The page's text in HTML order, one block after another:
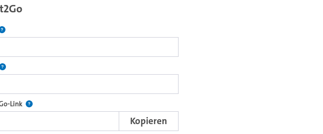
den Startpunkt für Zitat2Go. Bitte in das Feld klicken, um die aktuelle Zeit auszuwählen.
den Endpunkt für Zitat2Go. Bitte in das Feld klicken, um die aktuelle Zeit auszuwählen.
Link Nach der Auswahl eines Start- und Endpunktes verweist dieser Link auf den Ausschnitt des Videos.
Kopieren